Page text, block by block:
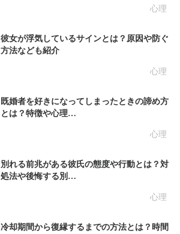
心理
心理
彼女が浮気しているサインとは？原因や防ぐ
方法なども紹介
心理
既婚者を好きになってしまったときの諦め方
とは？特徴や心理…
心理
別れる前兆がある彼氏の態度や行動とは？対
処法や後悔する別…
冷却期間から復縁するまでの方法とは？時間